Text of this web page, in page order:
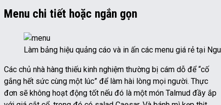
Menu chi tiết hoặc ngắn gọn
Làm bảng hiệu quảng cáo và in ấn các menu giá rẻ tại
Các chủ nhà hàng thiếu kinh nghiệm thường bị cám dỗ để “cố
gắng hết sức cùng một lúc” để làm hài lòng mọi người. Thực
đơn sẽ không hoạt động tốt nếu đó là một món Talmud đầy ắp